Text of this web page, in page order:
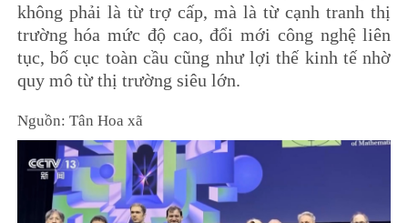
không phải là từ trợ cấp, mà là từ cạnh tranh thị
trường hóa mức độ cao, đổi mới công nghệ liên
tục, bố cục toàn cầu cũng như lợi thế kinh tế nhờ
quy mô từ thị trường siêu lớn.
Nguồn: Tân Hoa xã